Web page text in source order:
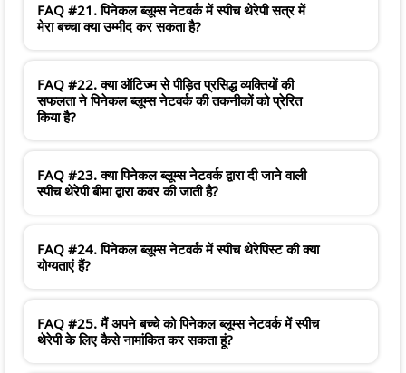
FAQ #21. पिनेकल ब्लूम्स नेटवर्क में स्पीच थेरेपी सत्र में
मेरा बच्चा क्या उम्मीद कर सकता है?
FAQ #22. क्या ऑटिज्म से पीड़ित प्रसिद्ध व्यक्तियों की
सफलता ने पिनेकल ब्लूम्स नेटवर्क की तकनीकों को प्रेरित
किया है?
FAQ #23. क्या पिनेकल ब्लूम्स नेटवर्क द्वारा दी जाने वाली
स्पीच थेरेपी बीमा द्वारा कवर की जाती है?
FAQ #24. पिनेकल ब्लूम्स नेटवर्क में स्पीच थेरेपिस्ट की क्या
योग्यताएं हैं?
FAQ #25. मैं अपने बच्चे को पिनेकल ब्लूम्स नेटवर्क में स्पीच
थेरेपी के लिए कैसे नामांकित कर सकता हूं?